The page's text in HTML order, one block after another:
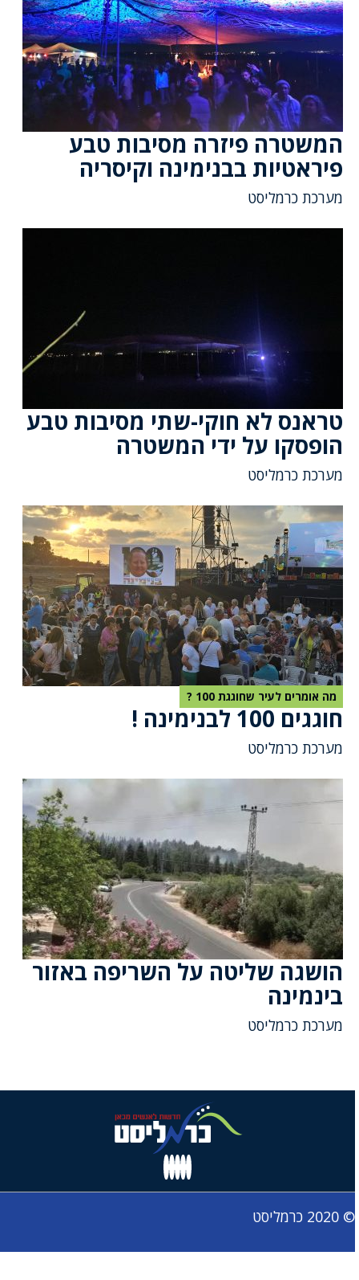
המשטרה פיזרה מסיבות טבע
פיראטיות בבנימינה וקיסריה
מערכת כרמליסט
טראנס לא חוקי-שתי מסיבות טבע
הופסקו על ידי המשטרה
מערכת כרמליסט
מה אומרים לעיר שחוגגת 100 ?
חוגגים 100 לבנימינה !
מערכת כרמליסט
הושגה שליטה על השריפה באזור
בינמינה
מערכת כרמליסט
© 2020 כרמליסט